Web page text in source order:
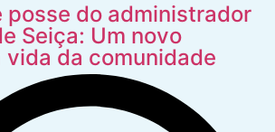
posse do administrador
Seiça: Um novo
vida da comunidade